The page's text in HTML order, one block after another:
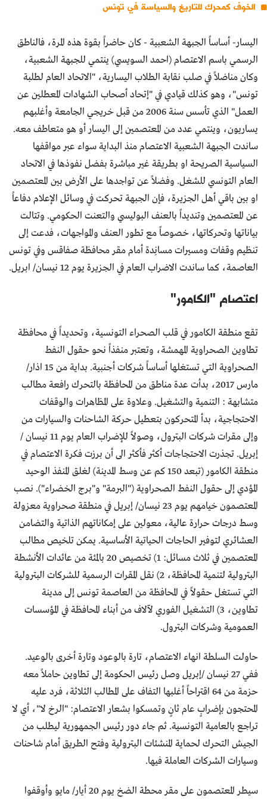
الخوف كمحرك للتاريخ والسياسة في تونس
اليسار- أساساً الجبهة الشعبية - كان حاضراً بقوة هذه المرة، فالناطق
الرسمي باسم الاعتصام (احمد السويسي) ينتمي للجبهة الشعبية،
وكان مناضلاً في صلب نقابة الطلاب اليسارية، "الاتحاد العام لطلبة
تونس"، وهو كذلك قيادي في "إتحاد أصحاب الشهادات المعطلين عن
العمل" الذي تأسس سنة 2006 من قبل خريجي الجامعة وأغلبهم
يساريون، وينتمي عدد من المعتصمين إلى اليسار أو هو متعاطف معه.
ساندت الجبهة الشعبية الاعتصام منذ البداية سواء عبر مواقفها
السياسية الصريحة او بطريقة غير مباشرة بفضل نفوذها في الاتحاد
العام التونسي للشغل. وفضلاً عن تواجدها على الأرض بين المعتصمين
او بين باقي أهل الجزيرة، فإن الجبهة تحركت في وسائل الإعلام دفاعاً
عن المعتصمين وتنديداً بالعنف البوليسي والتعنت الحكومي. وتتالت
بياناتها وتحركاتها، خصوصاً مع تطور العنف والمواجهات، فدعت إلى
تنظيم وقفات ومسيرات مسانِدة أمام مقر محافظة صفاقس وفي تونس
العاصمة، كما ساندت الاضراب العام في الجزيرة يوم 12 نيسان/ ابريل.
اعتصام "الكامور"
تقع منطقة الكامور في قلب الصحراء التونسية، وتحديداً في محافظة
تطاوين الصحراوية المهمشة، وتعتبر منفذاً نحو حقول النفط
الصحراوية التي تستغلها أساساً شركات أجنبية. بداية من 15 اذار/
مارس 2017، بدأت عدة مناطق من المحافظة بالتحرك رافعة مطالب
متشابهة : التنمية والتشغيل. وعلاوة على المظاهرات والوقفات
الاحتجاجية، بدأ المتحركون بتعطيل حركة الشاحنات والسيارات من
وإلى مقرات شركات البترول، وصولاً للإضراب العام يوم 11 نيسان /
إبريل. تجذرت الاحتجاجات أكثر فأكثر الى أن برزت فكرة الاعتصام في
منطقة الكامور (تبعد 150 كم عن وسط المدينة) لغلق المنفذ الوحيد
المؤدي إلى حقول النفط الصحراوية ("البرمة" و"برج الخضراء"). نصب
المعتصمون خيامهم يوم 23 نيسان/ إبريل في منطقة صحراوية معزولة
وسط درجات حرارة عالية، معولين على إمكاناتهم الذاتية والتضامن
العشائري لتوفير الحاجات الحياتية الأساسية. يمكن تلخيص مطالب
المعتصمين في ثلاث مسائل: 1) تخصيص 20 بالمئة من عائدات الأنشطة
البترولية لتنمية المحافظة، 2) نقل المقرات الرسمية للشركات البترولية
التي تستغل حقولاً في المحافظة من العاصمة تونس إلى مدينة
تطاوين، 3) التشغيل الفوري لآلاف من أبناء المحافظة في المؤسسات
العمومية وشركات البترول.
حاولت السلطة انهاء الاعتصام، تارة بالوعود وتارة أخرى بالوعيد.
ففي 27 نيسان /إبريل وصل رئيس الحكومة إلى تطاوين حاملاً معه
حزمة من 64 اقتراحاً أغلبها التفاف على المطالب الثلاثة، فرد عليه
المحتجون بإضرابٍ عام ثانٍ وتمسكوا بشعار الاعتصام: "الرخ لا"، أي لا
تراجع بالعامية التونسية. ثم جاء دور رئيس الجمهورية ليطلب من
الجيش التحرك لحماية المنشئات البترولية وفتح الطريق أمام شاحنات
وسيارات الشركات العاملة فيها.
سيطر المعتصمون على مقر محطة الضخ يوم 20 أيار/ مايو وأوقفوا